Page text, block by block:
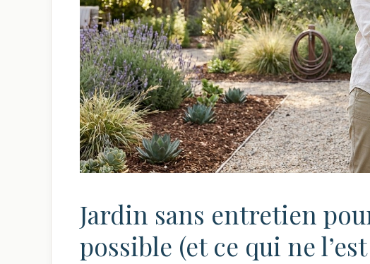
Jardin sans entretien
possible (et ce qui ne